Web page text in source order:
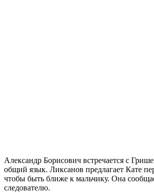
Александр Борисович встречается с
общий язык. Ликсанов предлагает Кате
чтобы быть ближе к мальчику. Она
следователю.